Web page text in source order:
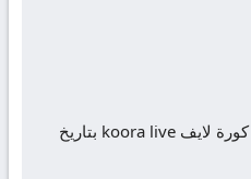
نتيجة مباراة كريمونيزي وميلان كورة لايف koora live بتاريخ